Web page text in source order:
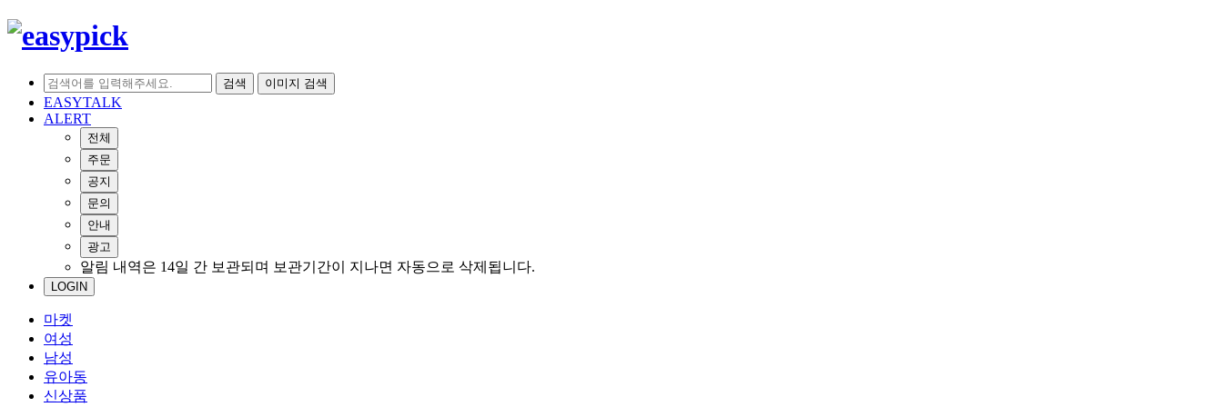
검색 이미지 검색
EASYTALK
ALERT
전체
주문
공지
문의
안내
광고
알림 내역은 14일 간 보관되며 보관기간이 지나면 자동으로 삭제됩니다.
LOGIN
마켓
여성
남성
유아동
신상품